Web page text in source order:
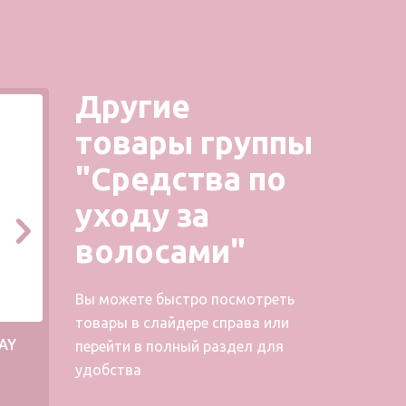
Другие
товары группы
"Средства по
уходу за
волосами"
Вы можете быстро посмотреть
товары в слайдере справа или
перейти в полный раздел для
удобства
Шампунь FRAGILE SHAMPOO